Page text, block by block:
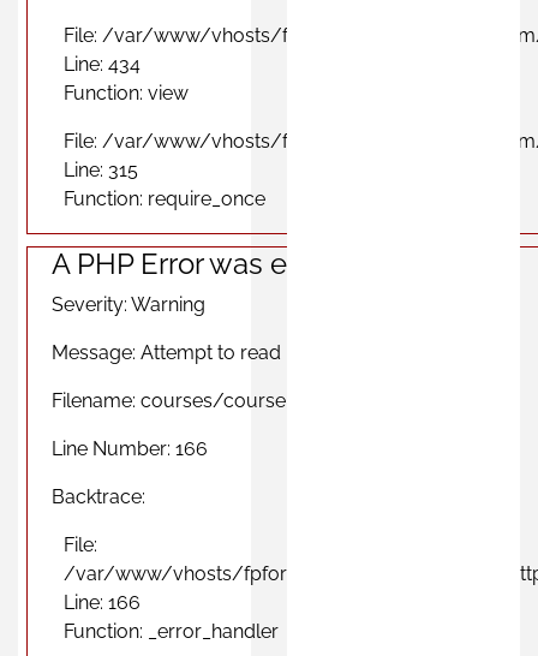
File: /var/www/vhosts/
Line: 434
Function: view
File: /var/www/vhosts/
Line: 315
Function: require_once
A PHP Error was encountered
Severity: Warning
Message: Attempt to read property "photo" on null
Filename: courses/course_city_view.php
Line Number: 166
Backtrace:
File:
/var/www/vhosts/fpformacionprofesional.com/
Line: 166
Function: _error_handler